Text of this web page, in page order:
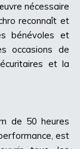
nécessaire
reconnaît et
bénévoles et
occasions de
et la
de 50 heures
est